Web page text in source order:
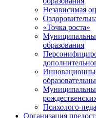
Независимая
«Точка роста»
образования
Психолого-
Организация